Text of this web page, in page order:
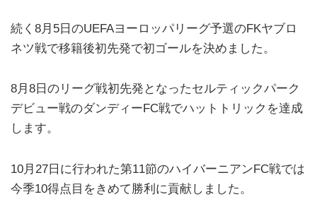
続く8月5日のUEFAヨーロッパリーグ予選のFKヤブロ
ネツ戦で移籍後初先発で初ゴールを決めました。
8月8日のリーグ戦初先発となったセルティックパーク
デビュー戦のダンディーFC戦でハットトリックを達成
します。
10月27日に行われた第11節のハイバーニアンFC戦では
今季10得点目をきめて勝利に貢献しました。